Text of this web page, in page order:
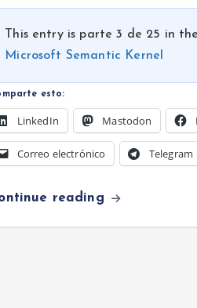
This entry is parte 3 de 25 in
Microsoft Semantic Kernel
esto:
LinkedIn Mastodon
Correo electrónico Telegram
reading